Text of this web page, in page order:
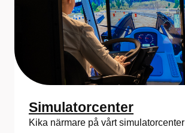
Simulatorcenter
Kika närmare på vårt simulatorcenter